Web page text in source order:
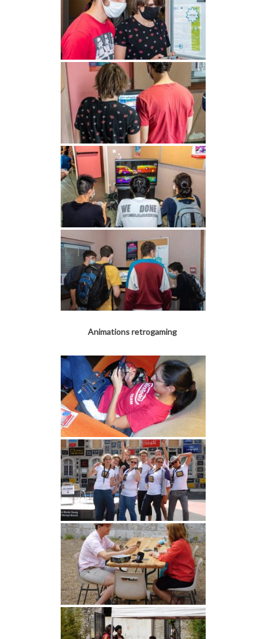
Animations retrogaming